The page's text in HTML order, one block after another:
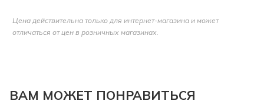
Цена действительна только для интернет-магазина и может
отличаться от цен в розничных магазинах.
ВАМ МОЖЕТ ПОНРАВИТЬСЯ